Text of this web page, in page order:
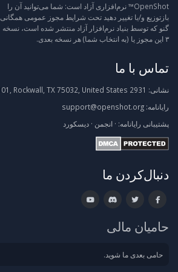
OpenShot™ نرم‌افزاری آزاد است: شما می‌توانید آن را
بازتوزیع و/یا تغییر دهید تحت شرایط مجوز عمومی همگانی
گنو که توسط بنیاد نرم‌افزار آزاد منتشر شده است، نسخه
۳ این مجوز یا (به انتخاب شما) هر نسخه بعدی.
تماس با ما
نشانی:
رایانامه: support@openshot.org
پشتیبانی رایانامه: · انجمن · دیسکورد
دنبال‌کردن ما
حامیان مالی
حامی بعدی ما شوید.